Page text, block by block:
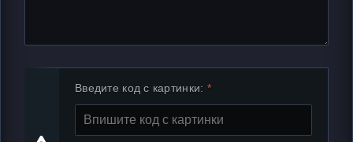
Введите код с картинки: